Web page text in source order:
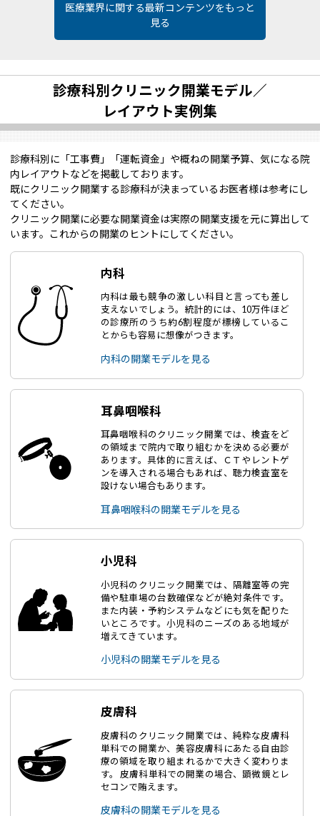
医療業界に関する最新コンテンツをもっと
見る
診療科別クリニック開業モデル／
レイアウト実例集
診療科別に「工事費」「運転資金」や概ねの開業予算、気になる院
内レイアウトなどを掲載しております。
既にクリニック開業する診療科が決まっているお医者様は参考にし
てください。
クリニック開業に必要な開業資金は実際の開業支援を元に算出して
います。これからの開業のヒントにしてください。
内科
内科は最も競争の激しい科目と言っても差し
支えないでしょう。統計的には、10万件ほど
の診療所のうち約6割程度が標榜しているこ
とからも容易に想像がつきます。
内科の開業モデルを見る
耳鼻咽喉科
耳鼻咽喉科のクリニック開業では、検査をど
の領域まで院内で取り組むかを決める必要が
あります。具体的に言えば、ＣＴやレントゲ
ンを導入される場合もあれば、聴力検査室を
設けない場合もあります。
耳鼻咽喉科の開業モデルを見る
小児科
小児科のクリニック開業では、隔離室等の完
備や駐車場の台数確保などが絶対条件です。
また内装・予約システムなどにも気を配りた
いところです。小児科のニーズのある地域が
増えてきています。
小児科の開業モデルを見る
皮膚科
皮膚科のクリニック開業では、純粋な皮膚科
単科での開業か、美容皮膚科にあたる自由診
療の領域を取り組まれるかで大きく変わりま
す。 皮膚科単科での開業の場合、顕微鏡とレ
セコンで賄えます。
皮膚科の開業モデルを見る